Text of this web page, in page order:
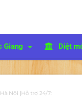
Giang Diệt
Nội |Hỗ trợ 24/7: